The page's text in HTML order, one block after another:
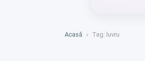
Acasă › Tag: luvru